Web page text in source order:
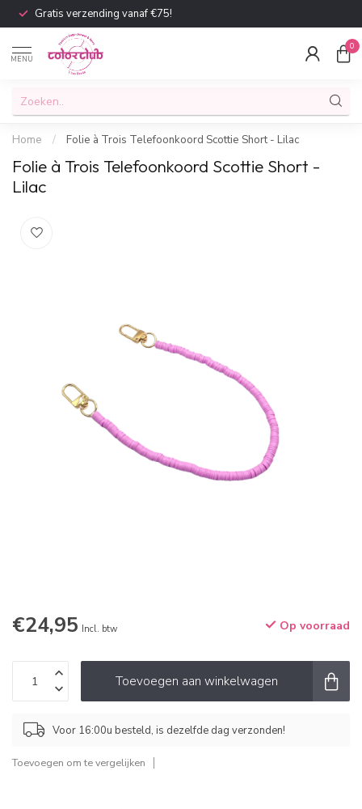
Gratis verzending vanaf €75!
MENU
0
Home / Folie à Trois Telefoonkoord Scottie Short - Lilac
Folie à Trois Telefoonkoord Scottie Short -
Lilac
€24,95 Incl. btw Op voorraad
Toevoegen aan winkelwagen
Voor 16:00u besteld, is dezelfde dag verzonden!
Toevoegen om te vergelijken